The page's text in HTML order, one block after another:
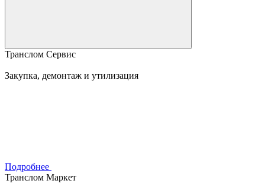
Транслом Сервис
Закупка, демонтаж и утилизация
Подробнее
Транслом Маркет